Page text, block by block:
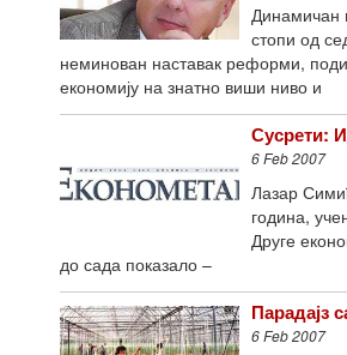
Динамичан
стопи од
неминован наставак реформи,
економију на знатно виши ниво и
Сусрети:
6 Feb 2007
Лазар
година,
Друге
до сада показало –
Парадајз
6 Feb 2007